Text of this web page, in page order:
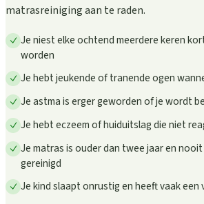
matrasreiniging aan te raden.
Je niest elke ochtend meerdere keren
worden
Je hebt jeukende of tranende ogen
Je astma is erger geworden of je wordt
Je hebt eczeem of huiduitslag die niet
Je matras is ouder dan twee jaar en
gereinigd
Je kind slaapt onrustig en heeft vaak